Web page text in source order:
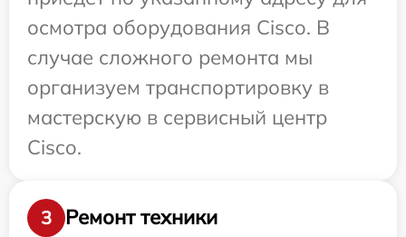
осмотра оборудования Cisco. В
случае сложного ремонта мы
организуем транспортировку в
мастерскую в сервисный центр
Cisco.
3
Ремонт техники